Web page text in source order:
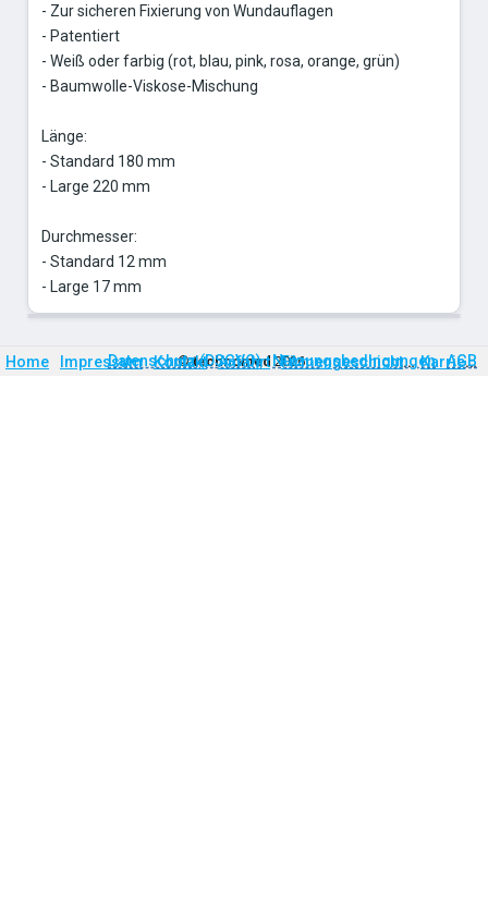
- Zur sicheren Fixierung von Wundauflagen
- Patentiert
- Weiß oder farbig (rot, blau, pink, rosa, orange, grün)
- Baumwolle-Viskose-Mischung
Länge:
- Standard 180 mm
- Large 220 mm
Durchmesser:
- Standard 12 mm
- Large 17 mm
Home Impressum Kontakt Anfahrt Firmengeschichte Karriere
©technomed 2026
Datenschutz (DSGVO) Nutzungsbedingungen AGB